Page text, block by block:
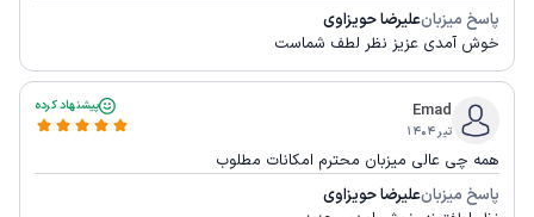
پاسخ میزبانعلیرضا حویزاوی
خوش آمدی عزیز نظر لطف شماست
Emad
تیر ۱۴۰۴
پیشنهاد کرده
همه چی عالی میزبان محترم امکانات مطلوب
پاسخ میزبانعلیرضا حویزاوی